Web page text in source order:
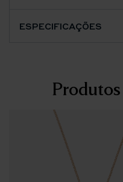
ESPECIFICAÇÕES